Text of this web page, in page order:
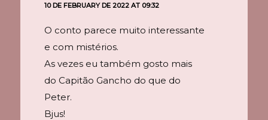
10 DE FEBRUARY DE 2022 AT 09:32
O conto parece muito interessante
e com mistérios.
As vezes eu também gosto mais
do Capitão Gancho do que do
Peter.
Bjus!